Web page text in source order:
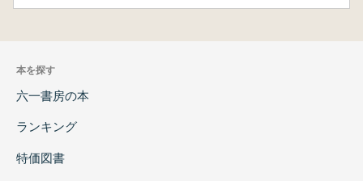
本を探す
六一書房の本
ランキング
特価図書